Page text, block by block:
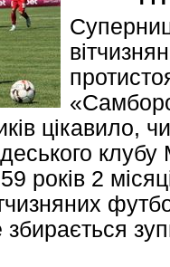
цікавило,
років 2